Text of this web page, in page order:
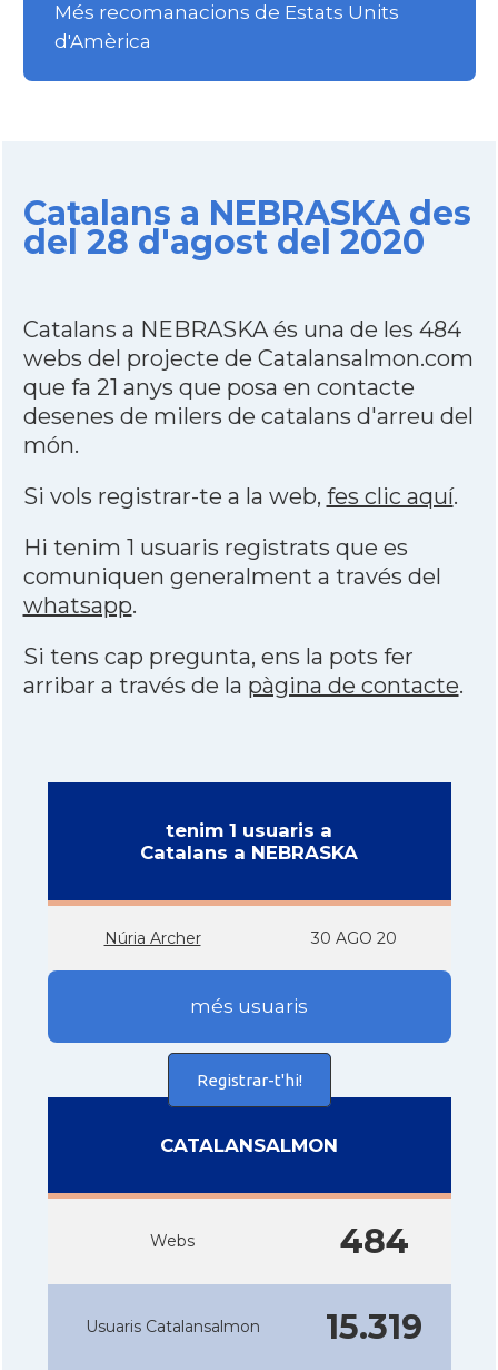
Més recomanacions de Estats Units
d'Amèrica
Catalans a NEBRASKA des
del 28 d'agost del 2020
Catalans a NEBRASKA és una de les 484
webs del projecte de Catalansalmon.com
que fa 21 anys que posa en contacte
desenes de milers de catalans d'arreu del
món.
Si vols registrar-te a la web, fes clic aquí.
Hi tenim 1 usuaris registrats que es
comuniquen generalment a través del
whatsapp.
Si tens cap pregunta, ens la pots fer
arribar a través de la pàgina de contacte.
tenim 1 usuaris a
Catalans a NEBRASKA
Núria Archer 30 AGO 20
més usuaris
Registrar-t'hi!
CATALANSALMON
Webs 484
Usuaris Catalansalmon 15.319